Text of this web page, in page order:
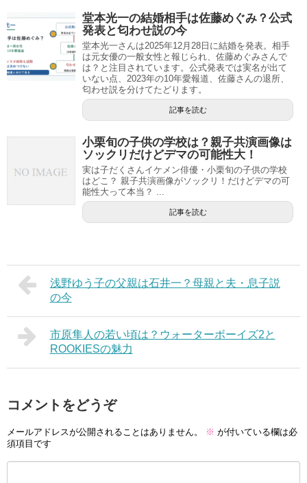
堂本光一の結婚相手は佐藤めぐみ？公式
発表と匂わせ説の今
堂本光一さんは2025年12月28日に結婚を発表。相手
は元女優の一般女性と報じられ、佐藤めぐみさんで
は？と注目されています。公式発表では実名が出て
いない点、2023年の10年愛報道、佐藤さんの退所、
匂わせ説を分けてたどります。
記事を読む
小栗旬の子供の学校は？親子共演画像は
ソックリだけどデマの可能性大！
実は子だくさんイケメン俳優・小栗旬の子供の学校
はどこ？ 親子共演画像がソックリ！だけどデマの可
能性大って本当？ ...
記事を読む
浅野ゆう子の父親は石井一？母親と夫・息子説
の今
市原隼人の若い頃は？ウォーターボーイズ2と
ROOKIESの魅力
コメントをどうぞ
メールアドレスが公開されることはありません。 ※ が付いている欄は必
須項目です